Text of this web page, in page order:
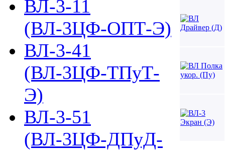
ВЛ-3-11
(ВЛ-3ЦФ-ОПТ-Э)
ВЛ-3-41
(ВЛ-3ЦФ-ТПуТ-
Э)
ВЛ-3-51
(ВЛ-3ЦФ-ДПуД-